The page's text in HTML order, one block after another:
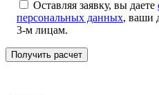
Оставляя заявку, вы даете
персональных данных, ваши
3-м лицам.